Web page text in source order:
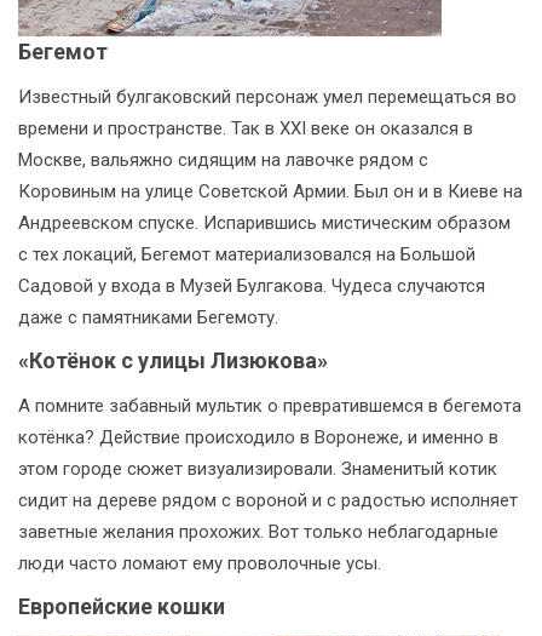
Бегемот
Известный булгаковский персонаж умел перемещаться во
времени и пространстве. Так в XXI веке он оказался в
Москве, вальяжно сидящим на лавочке рядом с
Коровиным на улице Советской Армии. Был он и в Киеве на
Андреевском спуске. Испарившись мистическим образом
с тех локаций, Бегемот материализовался на Большой
Садовой у входа в Музей Булгакова. Чудеса случаются
даже с памятниками Бегемоту.
«Котёнок с улицы Лизюкова»
А помните забавный мультик о превратившемся в бегемота
котёнка? Действие происходило в Воронеже, и именно в
этом городе сюжет визуализировали. Знаменитый котик
сидит на дереве рядом с вороной и с радостью исполняет
заветные желания прохожих. Вот только неблагодарные
люди часто ломают ему проволочные усы.
Европейские кошки